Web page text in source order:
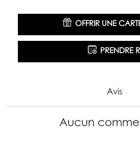
OFFRIR UNE
PRENDRE
Avis
Aucun